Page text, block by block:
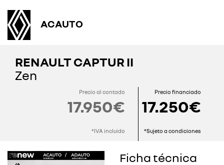
ACAUTO
RENAULT CAPTUR II
Zen
Precio al contado
17.950€
*IVA incluido
Precio financiado
17.250€
*Sujeto a condiciones
Ficha técnica